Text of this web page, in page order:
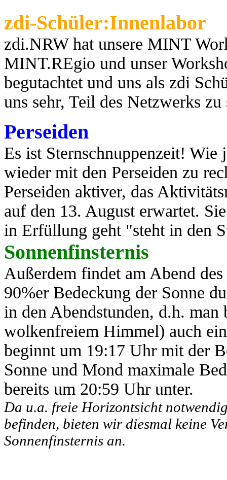
zdi-Schüler:Innenlabor
zdi.NRW hat unsere MINT
MINT.REgio und unser
begutachtet und uns als zdi
uns sehr, Teil des Netzwerks
Perseiden
Es ist Sternschnuppenzeit! Wie
wieder mit den Perseiden zu
Perseiden aktiver, das
auf den 13. August erwartet.
in Erfüllung geht "steht in den
Sonnenfinsternis
Außerdem findet am Abend
90%er Bedeckung der Sonne
in den Abendstunden, d.h. man
wolkenfreiem Himmel) auch
beginnt um 19:17 Uhr mit der
Sonne und Mond maximale
bereits um 20:59 Uhr unter.
Da u.a. freie Horizontsicht
befinden, bieten wir diesmal keine
Sonnenfinsternis an.